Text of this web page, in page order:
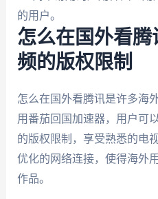
的用户。
怎么在国外看
频的版权限制
怎么在国外看腾讯是许多海
用番茄回国加速器，用户可
的版权限制，享受熟悉的电
优化的网络连接，使得海外
作品。